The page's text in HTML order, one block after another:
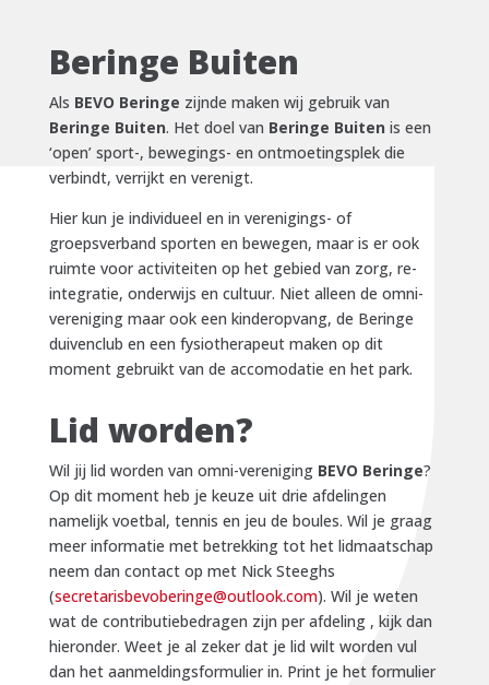
Beringe Buiten
Als BEVO Beringe zijnde maken wij gebruik van
Beringe Buiten. Het doel van Beringe Buiten is een
‘open’ sport-, bewegings- en ontmoetingsplek die
verbindt, verrijkt en verenigt.
Hier kun je individueel en in verenigings- of
groepsverband sporten en bewegen, maar is er ook
ruimte voor activiteiten op het gebied van zorg, re-
integratie, onderwijs en cultuur. Niet alleen de omni-
vereniging maar ook een kinderopvang, de Beringe
duivenclub en een fysiotherapeut maken op dit
moment gebruikt van de accomodatie en het park.
Lid worden?
Wil jij lid worden van omni-vereniging BEVO Beringe?
Op dit moment heb je keuze uit drie afdelingen
namelijk voetbal, tennis en jeu de boules. Wil je graag
meer informatie met betrekking tot het lidmaatschap
neem dan contact op met Nick Steeghs
(secretarisbevoberinge@outlook.com). Wil je weten
wat de contributiebedragen zijn per afdeling , kijk dan
hieronder. Weet je al zeker dat je lid wilt worden vul
dan het aanmeldingsformulier in. Print je het formulier